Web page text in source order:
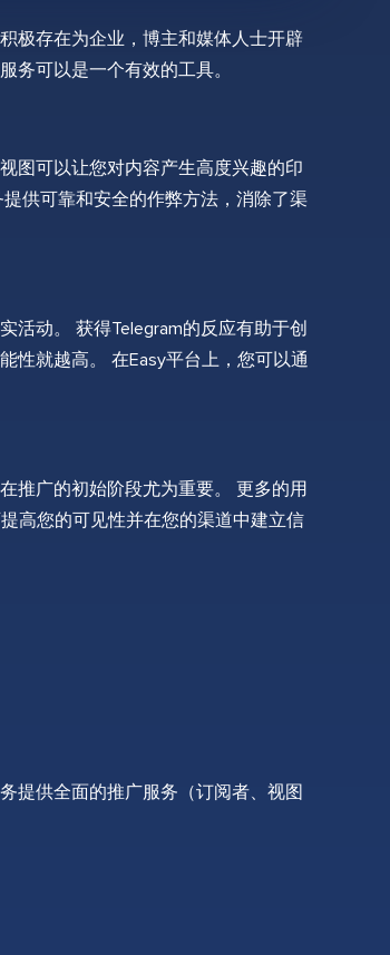
极存在为企业，博主和媒体人士开辟
务可以是一个有效的工具。
图可以让您对内容产生高度兴趣的印
供可靠和安全的作弊方法，消除了渠
活动。 获得Telegram的反应有助于创
性就越高。 在Easy平台上，您可以通
推广的初始阶段尤为重要。 更多的用
高您的可见性并在您的渠道中建立信
提供全面的推广服务（订阅者、视图